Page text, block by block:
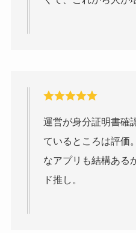
運営が身分証明書確
ているところは評価
なアプリも結構ある
ド推し。